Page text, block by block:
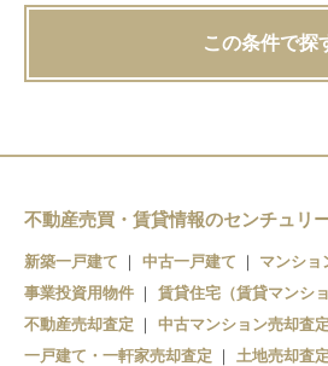
この条件で探
不動産売買・賃貸情報のセンチュリ
新築一戸建て 中古一戸建て マンショ
事業投資用物件
賃貸住宅（賃貸マンシ
不動産売却査定
中古マンション売却査定
一戸建て・一軒家売却査定
土地売却査定